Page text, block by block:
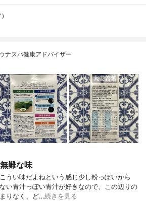
)
ナスパ健康アドバイザー
難な味
うい味だよねという感じ少し粉っぽいから
い青汁っぽい青汁が好きなので、この辺りの
りなく、ど…続きを見る